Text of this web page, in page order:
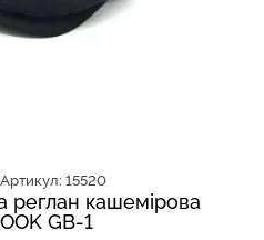
Артикул: 15520
реглан кашемірова
GB-1